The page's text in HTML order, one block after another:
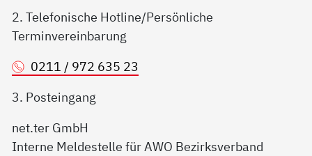
2. Telefonische Hotline/Persönliche
Terminvereinbarung
0211 / 972 635 23
3. Posteingang
net.ter GmbH
Interne Meldestelle für AWO Bezirksverband